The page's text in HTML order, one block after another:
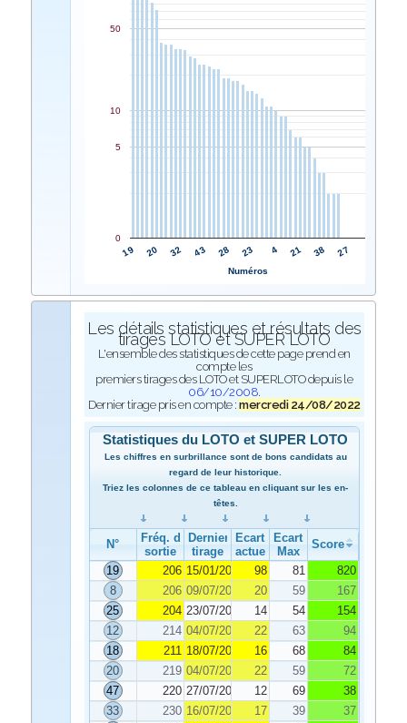
19 20 32 43 28 23 4 21 38 27
0
5
10
50
Numéros
Les détails statistiques et résultats des
tirages LOTO et SUPER LOTO
L'ensemble des statistiques de cette page prend en
compte les
premiers tirages des LOTO et SUPERLOTO depuis le
06/10/2008.
Dernier tirage pris en compte :mercredi 24/08/2022
Statistiques du LOTO et SUPER LOTO
Les chiffres en surbrillance sont de bons candidats au
regard de leur historique.
Triez les colonnes de ce tableau en cliquant sur les en-
têtes.
N°
Fréq. de
sortie
Dernier
tirage
Ecart
actuel
Ecart
Max
Score
19
206 15/01/2022 98 81
820
8
206 09/07/2022 20 59
167
25
204 23/07/2022 14 54
154
12
214 04/07/2022 22 63
94
18
211 18/07/2022 16 68
84
20
219 04/07/2022 22 59
72
47
220 27/07/2022 12 69
38
33
230 16/07/2022 17 39
37